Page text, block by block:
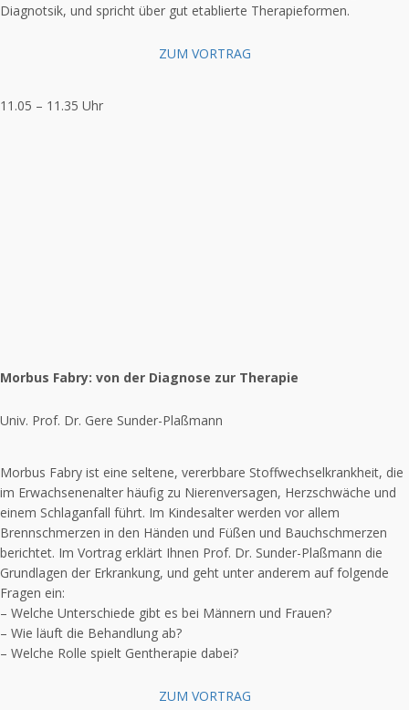
Diagnotsik, und spricht über gut etablierte Therapieformen.
ZUM VORTRAG
11.05 – 11.35 Uhr
Morbus Fabry: von der Diagnose zur Therapie
Univ. Prof. Dr. Gere Sunder-Plaßmann
Morbus Fabry ist eine seltene, vererbbare Stoffwechselkrankheit, die
im Erwachsenenalter häufig zu Nierenversagen, Herzschwäche und
einem Schlaganfall führt. Im Kindesalter werden vor allem
Brennschmerzen in den Händen und Füßen und Bauchschmerzen
berichtet. Im Vortrag erklärt Ihnen Prof. Dr. Sunder-Plaßmann die
Grundlagen der Erkrankung, und geht unter anderem auf folgende
Fragen ein:
– Welche Unterschiede gibt es bei Männern und Frauen?
– Wie läuft die Behandlung ab?
– Welche Rolle spielt Gentherapie dabei?
ZUM VORTRAG